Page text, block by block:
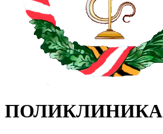
ПОЛИКЛИНИКА